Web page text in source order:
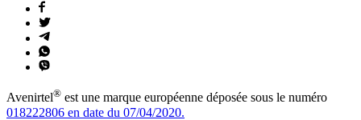
Avenirtel® est une marque européenne déposée sous le numéro
018222806 en date du 07/04/2020.